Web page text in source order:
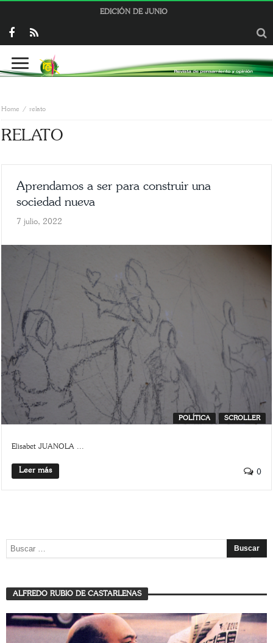
EDICIÓN DE JUNIO
Home relato
RELATO
Aprendamos a ser para construir una
sociedad nueva
7 julio, 2022
POLÍTICA SCROLLER
Elisabet JUANOLA ...
Leer más 0
ALFREDO RUBIO DE CASTARLENAS